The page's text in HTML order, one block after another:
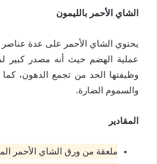
الشاي الأحمر بالليمون
يحتوي الشاي الأحمر على عدة
عملية الهضم حيث أنه مصدر كبير
وظيفتها الحد من تجمع الدهون،
والسموم الضارة.
المقادير
ملعقة من ورق الشاي الأحمر